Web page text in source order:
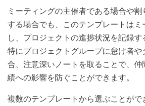
ミーティングの主催者である場合や
する場合でも、このテンプレートはミ
し、プロジェクトの進捗状況を記録す
特にプロジェクトグループに怠け者や
合、注意深いノートを取ることで、仲
績への影響を防ぐことができます。
複数のテンプレートから選ぶことがで